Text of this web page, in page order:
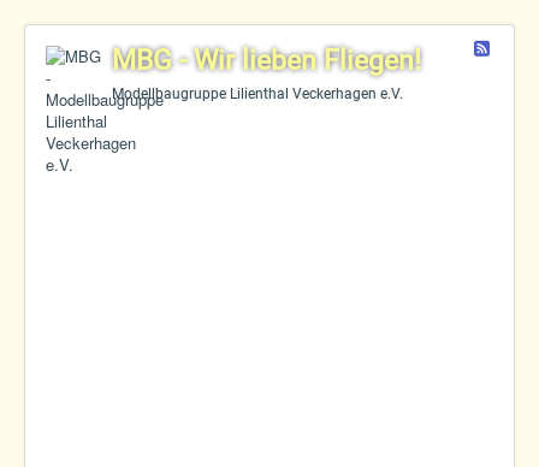
MBG - Wir lieben Fliegen!
Modellbaugruppe Lilienthal Veckerhagen e.V.